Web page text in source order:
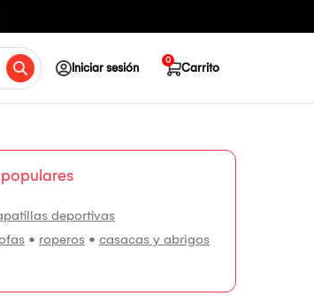
Iniciar sesión Carrito
0
deportivas
• roperos • casacas y abrigos